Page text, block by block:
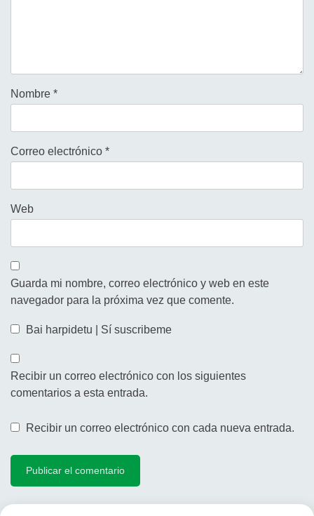
Nombre *
Correo electrónico *
Web
Guarda mi nombre, correo electrónico y web en este
navegador para la próxima vez que comente.
Bai harpidetu | Sí suscribeme
Recibir un correo electrónico con los siguientes
comentarios a esta entrada.
Recibir un correo electrónico con cada nueva entrada.